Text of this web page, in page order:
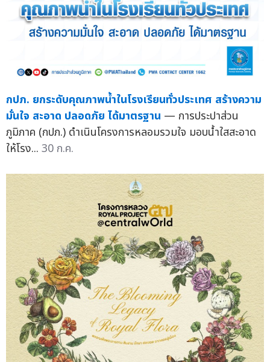
กปภ. ยกระดับคุณภาพน้ำในโรงเรียนทั่วประเทศ สร้างความ
มั่นใจ สะอาด ปลอดภัย ได้มาตรฐาน — การประปาส่วน
ภูมิภาค (กปภ.) ดำเนินโครงการหลอมรวมใจ มอบน้ำใสสะอาด
ให้โรง... 30 ก.ค.